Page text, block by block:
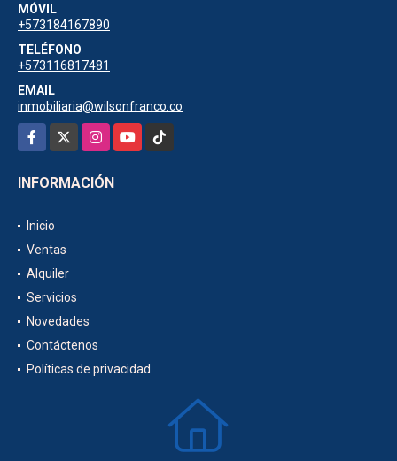
MÓVIL
+573184167890
TELÉFONO
+573116817481
EMAIL
inmobiliaria@wilsonfranco.co
Facebook
InstagramYouTubeTikTok
INFORMACIÓN
Inicio
Ventas
Alquiler
Servicios
Novedades
Contáctenos
Políticas de privacidad